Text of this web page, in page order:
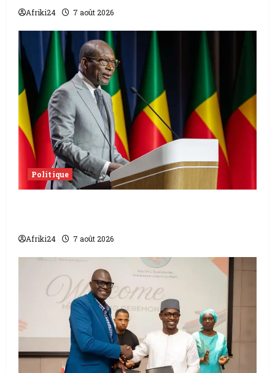
Afriki24 7 août 2026
Politique
Afriki24 7 août 2026